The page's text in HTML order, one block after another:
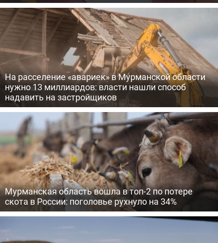
На расселение «авариек» в Мурманской области
нужно 13 миллиардов: власти нашли способ
надавить на застройщиков
Мурманская область вошла в топ-2 по потере
скота в России: поголовье рухнуло на 34%